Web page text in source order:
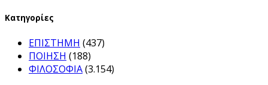
Kατηγορίες
ΕΠΙΣΤΗΜΗ (437)
ΠΟΙΗΣΗ (188)
ΦΙΛΟΣΟΦΙΑ(3.154)